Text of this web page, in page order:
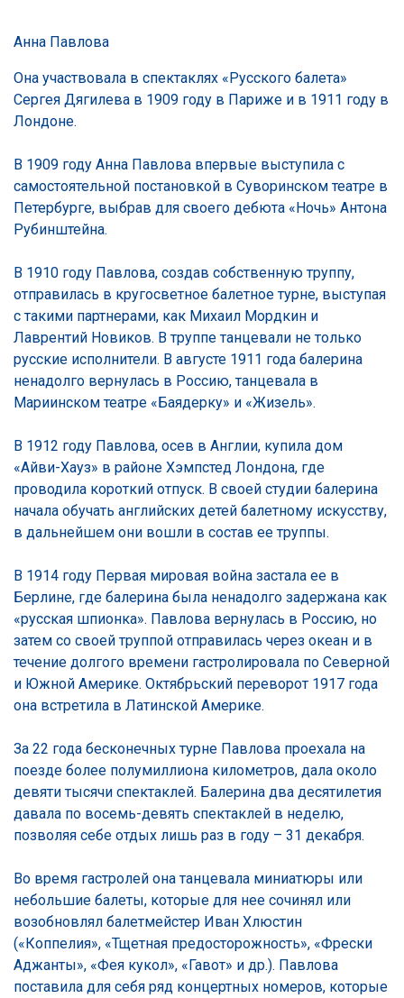
Анна Павлова
Она участвовала в спектаклях «Русского балета»
Сергея Дягилева в 1909 году в Париже и в 1911 году в
Лондоне.
В 1909 году Анна Павлова впервые выступила с
самостоятельной постановкой в Суворинском театре в
Петербурге, выбрав для своего дебюта «Ночь» Антона
Рубинштейна.
В 1910 году Павлова, создав собственную труппу,
отправилась в кругосветное балетное турне, выступая
с такими партнерами, как Михаил Мордкин и
Лаврентий Новиков. В труппе танцевали не только
русские исполнители. В августе 1911 года балерина
ненадолго вернулась в Россию, танцевала в
Мариинском театре «Баядерку» и «Жизель».
В 1912 году Павлова, осев в Англии, купила дом
«Айви-Хауз» в районе Хэмпстед Лондона, где
проводила короткий отпуск. В своей студии балерина
начала обучать английских детей балетному искусству,
в дальнейшем они вошли в состав ее труппы.
В 1914 году Первая мировая война застала ее в
Берлине, где балерина была ненадолго задержана как
«русская шпионка». Павлова вернулась в Россию, но
затем со своей труппой отправилась через океан и в
течение долгого времени гастролировала по Северной
и Южной Америке. Октябрьский переворот 1917 года
она встретила в Латинской Америке.
За 22 года бесконечных турне Павлова проехала на
поезде более полумиллиона километров, дала около
девяти тысячи спектаклей. Балерина два десятилетия
давала по восемь-девять спектаклей в неделю,
позволяя себе отдых лишь раз в году – 31 декабря.
Во время гастролей она танцевала миниатюры или
небольшие балеты, которые для нее сочинял или
возобновлял балетмейстер Иван Хлюстин
(«Коппелия», «Тщетная предосторожность», «Фрески
Аджанты», «Фея кукол», «Гавот» и др.). Павлова
поставила для себя ряд концертных номеров, которые